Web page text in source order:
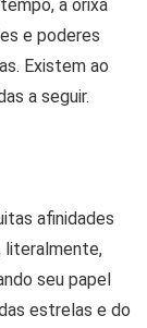
a orixá
e poderes
Existem ao
a seguir.
afinidades
literalmente,
seu papel
estrelas e do